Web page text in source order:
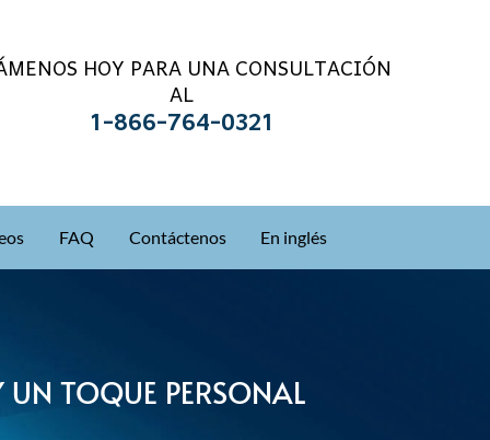
HOY PARA UNA CONSULTACIÓN
AL
1-866-764-0321
FAQ Contáctenos En inglés
UN TOQUE PERSONAL